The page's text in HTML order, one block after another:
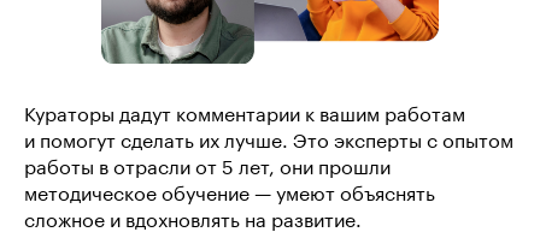
Кураторы дадут комментарии к вашим работам
и помогут сделать их лучше. Это эксперты с опытом
работы в отрасли от 5 лет, они прошли
методическое обучение — умеют объяснять
сложное и вдохновлять на развитие.